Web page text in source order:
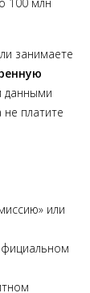
занимаете
данными
платите
или